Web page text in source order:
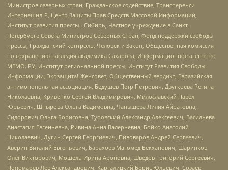
Министров северных стран, Гражданское содействие, Трансперенси
Интернешнл-Р, Центр Защиты Прав Средств Массовой Информации,
Институт развития прессы - Сибирь, Частное учреждение в Санкт-
Петербурге Совета Министров Северных Стран, Фонд поддержки свободы
прессы, Гражданский контроль, Человек и Закон, Общественная комиссия
по сохранению наследия академика Сахарова, Информационное агентство
МЕМО. РУ, Институт региональной прессы, Институт Развития Свободы
Информации, Экозащита!-Женсовет, Общественный вердикт, Евразийская
антимонопольная ассоциация, Бедушев Петр Петрович, Дзугкоева Регина
Николаевна, Кривенко Сергей Владимирович, Милославский Павел
Юрьевич, Шнырова Ольга Вадимовна, Чанышева Лилия Айратовна,
Сидорович Ольга Борисовна, Туровский Александр Алексеевич, Васильева
Анастасия Евгеньевна, Ривина Анна Валерьевна, Бойко Анатолий
Николаевич, Дугин Сергей Георгиевич, Пивоваров Андрей Сергеевич,
Аверин Виталий Евгеньевич, Барахоев Магомед Бекханович, Шарипков
Олег Викторович, Мошель Ирина Ароновна, Шведов Григорий Сергеевич,
Пономарев Лев Александрович, Каргалицкий Борис Юльевич, Созаев